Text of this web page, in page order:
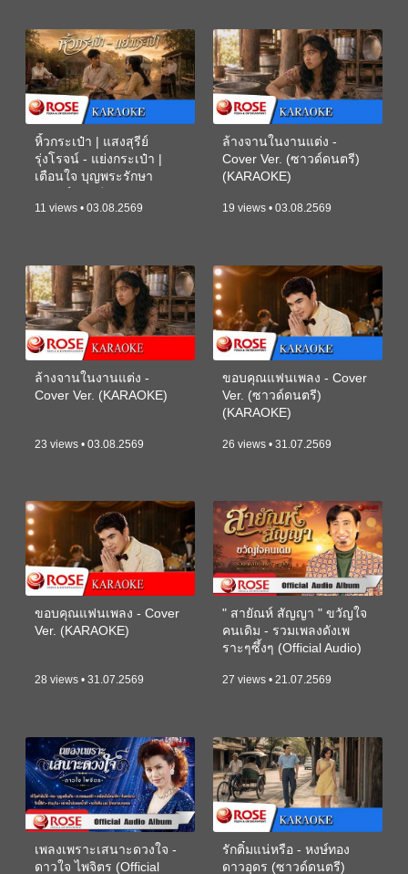
หิ้วกระเป๋า | แสงสุรีย์
รุ่งโรจน์ - แย่งกระเป๋า |
เตือนใจ บุญพระรักษา
11 views • 03.08.2569
ล้างจานในงานแต่ง -
Cover Ver. (ซาวด์ดนตรี)
(KARAOKE)
19 views • 03.08.2569
ล้างจานในงานแต่ง -
Cover Ver. (KARAOKE)
23 views • 03.08.2569
ขอบคุณแฟนเพลง - Cover
Ver. (ซาวด์ดนตรี)
(KARAOKE)
26 views • 31.07.2569
ขอบคุณแฟนเพลง - Cover
Ver. (KARAOKE)
28 views • 31.07.2569
" สายัณห์ สัญญา " ขวัญใจ
คนเดิม - รวมเพลงดังเพ
ราะๆซึ้งๆ (Official Audio)
27 views • 21.07.2569
เพลงเพราะเสนาะดวงใจ -
ดาวใจ ไพจิตร (Official
รักติ๋มแน่หรือ - หงษ์ทอง
ดาวอุดร (ซาวด์ดนตรี)